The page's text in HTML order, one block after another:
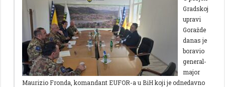
Gradskoj
upravi
Goražde
danas je
boravio
general-
major
Maurizio Fronda, komandant EUFOR-a u BiH koji je odnedavno